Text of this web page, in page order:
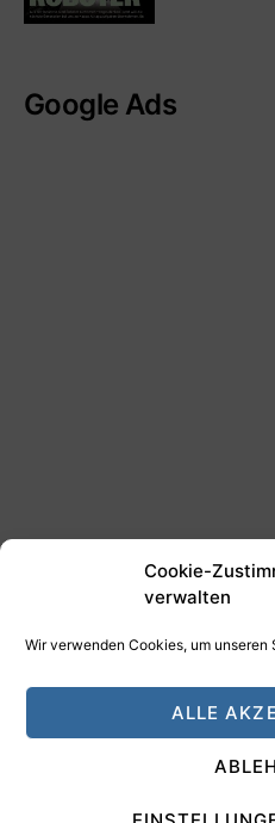
Cookie-
verwalten
Wir verwenden Cookies, um unseren
ALLE
Google Ads
HAMANN
Impressum